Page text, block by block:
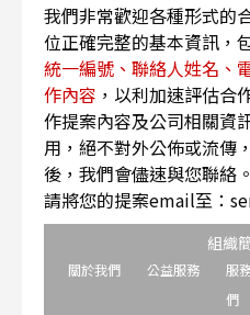
我們非常歡迎各種形式的
位正確完整的基本資訊，
統一編號、聯絡人姓名、
作內容 ，以利加速評估合
作提案內容及公司相關資
用，絕不對外公佈或流傳
後，我們會儘速與您聯絡
請將您的提案email至：
組織
關於我們 公益服務 服
們